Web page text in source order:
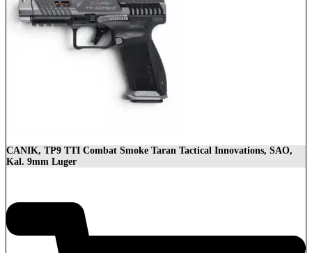
CANIK, TP9 TTI Combat Smoke Taran Tactical Innovations, SAO,
Kal. 9mm Luger